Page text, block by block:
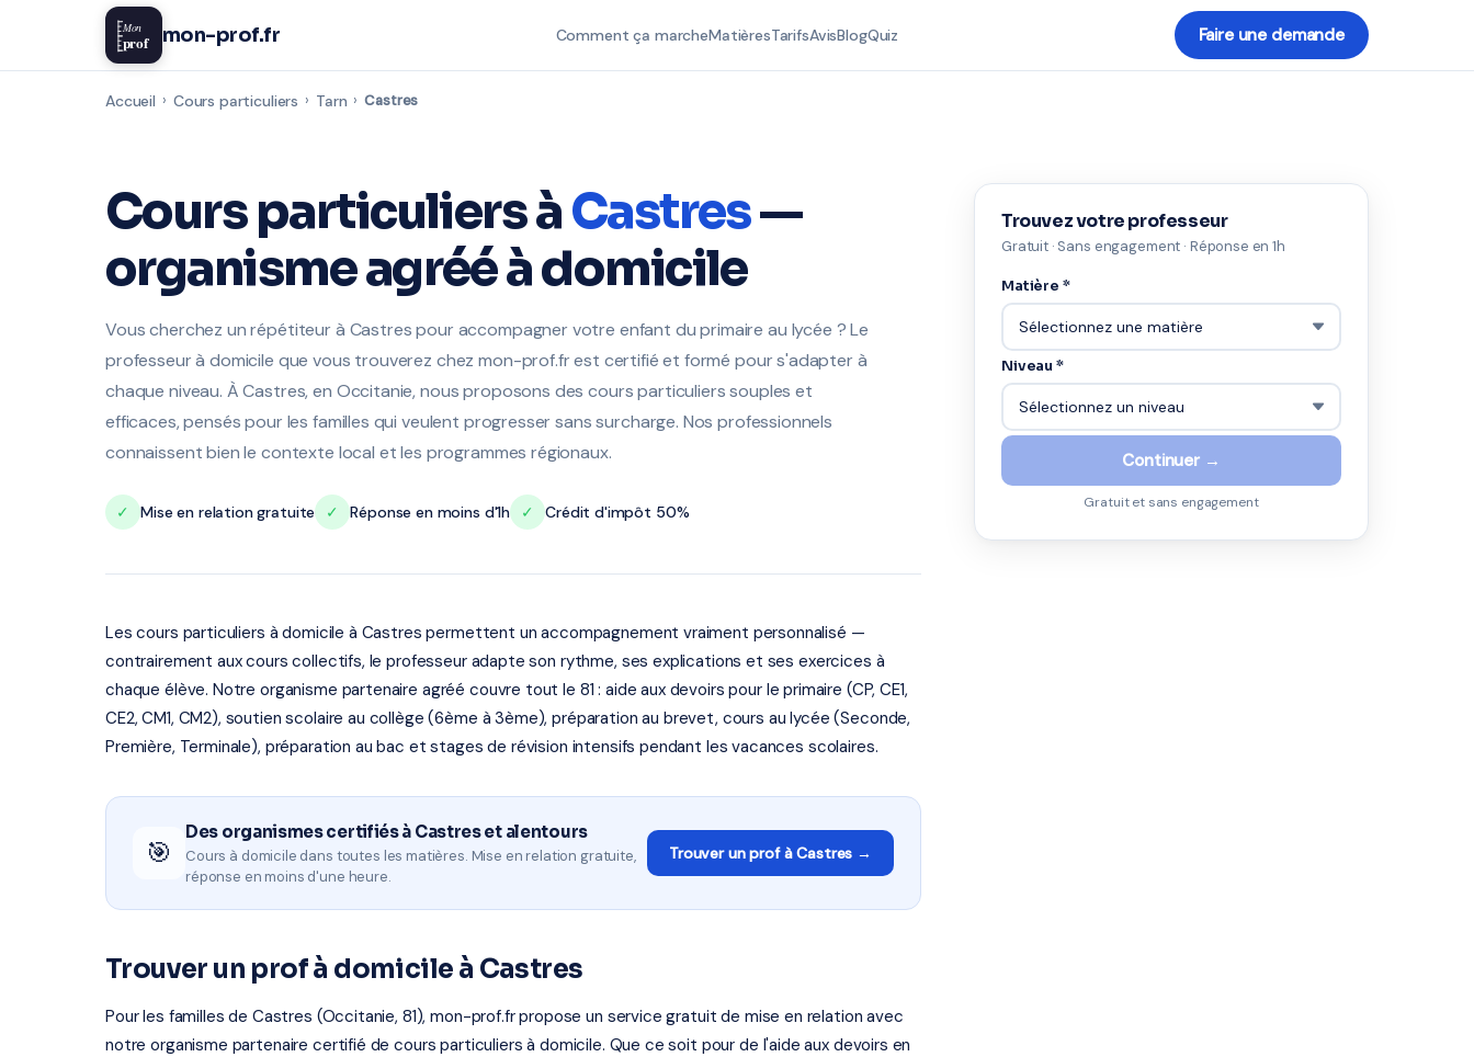
Mon
prof mon-prof.fr Comment ça marcheMatièresTarifsAvisBlogQuiz Faire une demande
Accueil › Cours particuliers › Tarn › Castres
Cours particuliers àCastres—
organisme agréé à domicile
Vous cherchez un répétiteur à Castres pour accompagner votre enfant du primaire au lycée ? Le
professeur à domicile que vous trouverez chez mon-prof.fr est certifié et formé pour s'adapter à
chaque niveau. À Castres, en Occitanie, nous proposons des cours particuliers souples et
efficaces, pensés pour les familles qui veulent progresser sans surcharge. Nos professionnels
connaissent bien le contexte local et les programmes régionaux.
✓ Mise en relation gratuite ✓ Réponse en moins d'1h ✓ Crédit d'impôt 50%
Les cours particuliers à domicile à Castres permettent un accompagnement vraiment personnalisé —
contrairement aux cours collectifs, le professeur adapte son rythme, ses explications et ses exercices à
chaque élève. Notre organisme partenaire agréé couvre tout le 81 : aide aux devoirs pour le primaire (CP, CE1,
CE2, CM1, CM2), soutien scolaire au collège (6ème à 3ème), préparation au brevet, cours au lycée (Seconde,
Première, Terminale), préparation au bac et stages de révision intensifs pendant les vacances scolaires.
🎯
Des organismes certifiés à Castres et alentours
Cours à domicile dans toutes les matières. Mise en relation gratuite,
réponse en moins d'une heure.
Trouver un prof à Castres →
Trouver un prof à domicile à Castres
Pour les familles de Castres (Occitanie, 81), mon-prof.fr propose un service gratuit de mise en relation avec
notre organisme partenaire certifié de cours particuliers à domicile. Que ce soit pour de l'aide aux devoirs en
Trouvez votre professeur
Gratuit · Sans engagement · Réponse en 1h
Matière *
Niveau *
Continuer →
Gratuit et sans engagement